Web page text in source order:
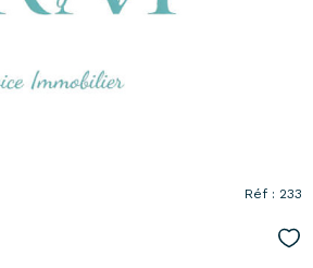
bien
Réf : 233